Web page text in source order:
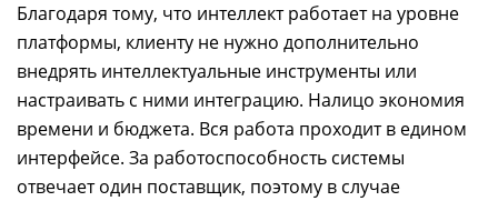
Благодаря тому, что интеллект работает на уровне
платформы, клиенту не нужно дополнительно
внедрять интеллектуальные инструменты или
настраивать с ними интеграцию. Налицо экономия
времени и бюджета. Вся работа проходит в едином
интерфейсе. За работоспособность системы
отвечает один поставщик, поэтому в случае